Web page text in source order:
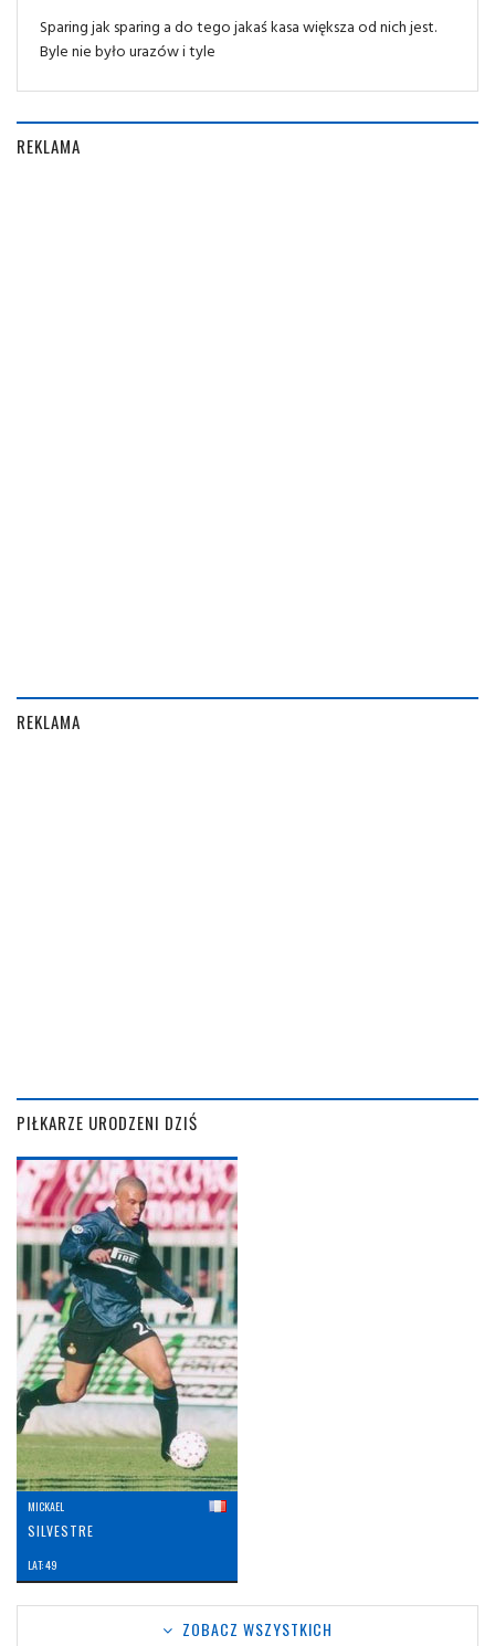
Sparing jak sparing a do tego jakaś kasa większa od nich jest.
Byle nie było urazów i tyle
REKLAMA
REKLAMA
PIŁKARZE URODZENI DZIŚ
MICKAEL
SILVESTRE
LAT: 49
ZOBACZ WSZYSTKICH